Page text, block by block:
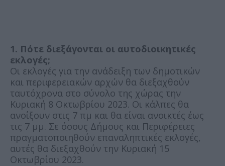
1. Πότε διεξάγονται οι αυτοδιοικητικές
εκλογές;
Οι εκλογές για την ανάδειξη των δημοτικών
και περιφερειακών αρχών θα διεξαχθούν
ταυτόχρονα στο σύνολο της χώρας την
Κυριακή 8 Οκτωβρίου 2023. Οι κάλπες θα
ανοίξουν στις 7 πμ και θα είναι ανοικτές έως
τις 7 μμ. Σε όσους Δήμους και Περιφέρειες
πραγματοποιηθούν επαναληπτικές εκλογές,
αυτές θα διεξαχθούν την Κυριακή 15
Οκτωβρίου 2023.